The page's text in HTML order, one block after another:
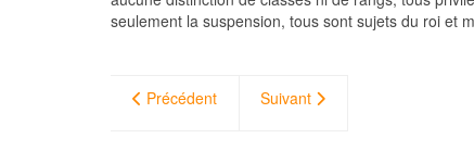
seulement la suspension, tous sont sujets du roi et
Précédent Suivant